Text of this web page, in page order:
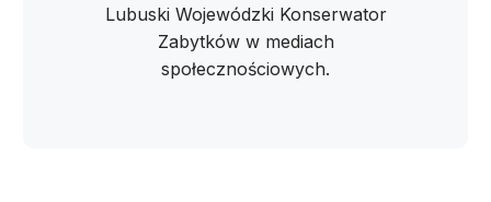
Lubuski Wojewódzki Konserwator
Zabytków w mediach
społecznościowych.